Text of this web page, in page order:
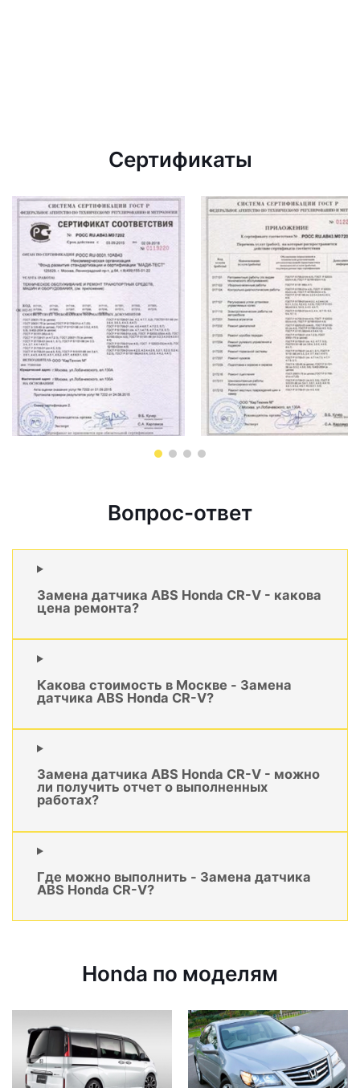
Сертификаты
Вопрос-ответ
Замена датчика ABS Honda CR-V - какова
цена ремонта?
Какова стоимость в Москве - Замена
датчика ABS Honda CR-V?
Замена датчика ABS Honda CR-V - можно
ли получить отчет о выполненных
работах?
Где можно выполнить - Замена датчика
ABS Honda CR-V?
Honda по моделям